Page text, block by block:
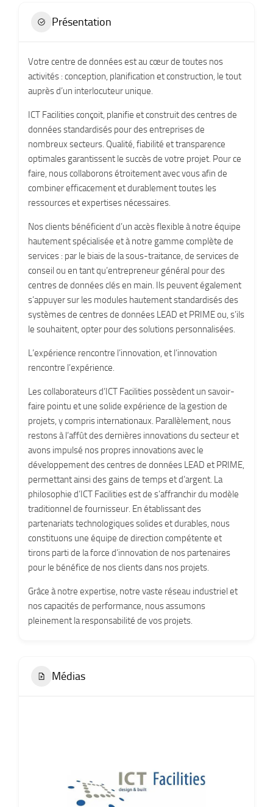
Présentation
Votre centre de données est au cœur de toutes nos
activités : conception, planification et construction, le tout
auprès d’un interlocuteur unique.
ICT Facilities conçoit, planifie et construit des centres de
données standardisés pour des entreprises de
nombreux secteurs. Qualité, fiabilité et transparence
optimales garantissent le succès de votre projet. Pour ce
faire, nous collaborons étroitement avec vous afin de
combiner efficacement et durablement toutes les
ressources et expertises nécessaires.
Nos clients bénéficient d’un accès flexible à notre équipe
hautement spécialisée et à notre gamme complète de
services : par le biais de la sous-traitance, de services de
conseil ou en tant qu’entrepreneur général pour des
centres de données clés en main. Ils peuvent également
s’appuyer sur les modules hautement standardisés des
systèmes de centres de données LEAD et PRIME ou, s’ils
le souhaitent, opter pour des solutions personnalisées.
L’expérience rencontre l’innovation, et l’innovation
rencontre l’expérience.
Les collaborateurs d’ICT Facilities possèdent un savoir-
faire pointu et une solide expérience de la gestion de
projets, y compris internationaux. Parallèlement, nous
restons à l’affût des dernières innovations du secteur et
avons impulsé nos propres innovations avec le
développement des centres de données LEAD et PRIME,
permettant ainsi des gains de temps et d’argent. La
philosophie d’ICT Facilities est de s’affranchir du modèle
traditionnel de fournisseur. En établissant des
partenariats technologiques solides et durables, nous
constituons une équipe de direction compétente et
tirons parti de la force d’innovation de nos partenaires
pour le bénéfice de nos clients dans nos projets.
Grâce à notre expertise, notre vaste réseau industriel et
nos capacités de performance, nous assumons
pleinement la responsabilité de vos projets.
Médias